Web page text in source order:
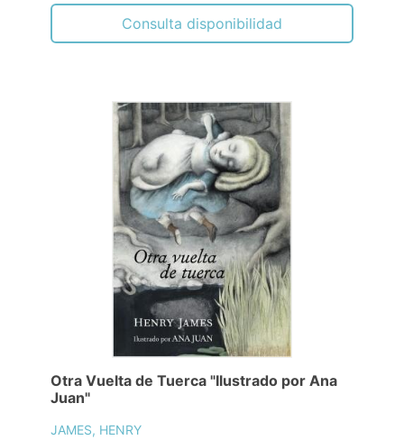
Consulta disponibilidad
Otra Vuelta de Tuerca "Ilustrado por Ana
Juan"
JAMES, HENRY